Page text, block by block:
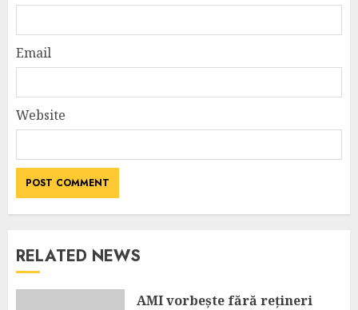
Email
Website
RELATED NEWS
AMI vorbește fără rețineri